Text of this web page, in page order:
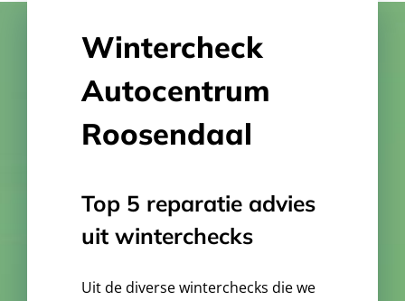
Wintercheck
Autocentrum
Roosendaal
Top 5 reparatie advies
uit winterchecks
Uit de diverse winterchecks die we